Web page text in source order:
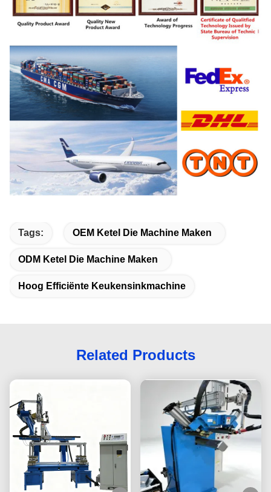
Tags: OEM Ketel Die Machine Maken
ODM Ketel Die Machine Maken
Hoog Efficiënte Keukensinkmachine
Related Products